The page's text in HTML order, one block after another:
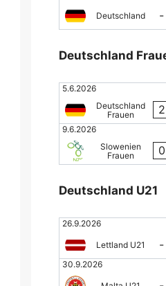
Deutschland -
Deutschland
5.6.2026
Deutschland
Frauen
2
9.6.2026
Slowenien
Frauen
0
Deutschland U21
26.9.2026
Lettland U21 -
30.9.2026